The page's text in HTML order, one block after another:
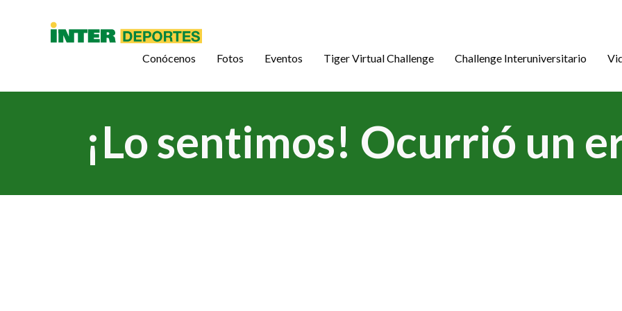
Conócenos Fotos Eventos Tiger Virtual Challenge Challenge Interuniversitario
¡Lo sentimos! Ocurrió un